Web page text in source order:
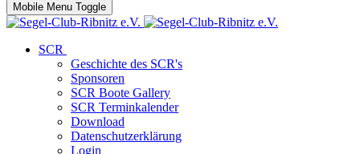
Mobile Menu Toggle
SCR
Geschichte des SCR's
Sponsoren
SCR Boote Gallery
SCR Terminkalender
Download
Datenschutzerklärung
Login